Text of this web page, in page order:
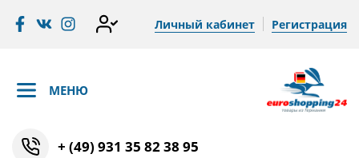
Личный кабинет Регистрация
МЕНЮ
+ (49) 931 35 82 38 95